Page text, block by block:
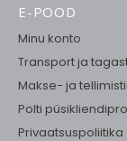
E-POOD
Minu konto
Transport ja
Makse- ja
Polti
Privaatsuspoliitika